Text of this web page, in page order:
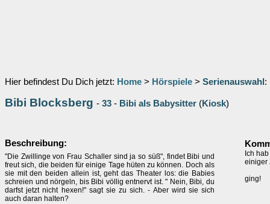
Hier befindest Du Dich jetzt: Home > Hörspiele > Serienauswahl :
Bibi Blocksberg - 33 - Bibi als Babysitter (Kiosk)
Beschreibung:
"Die Zwillinge von Frau Schaller sind ja so süß", findet Bibi und
freut sich, die beiden für einige Tage hüten zu können. Doch als
sie mit den beiden allein ist, geht das Theater los: die Babies
schreien und nörgeln, bis Bibi völlig entnervt ist. " Nein, Bibi, du
darfst jetzt nicht hexen!" sagt sie zu sich. - Aber wird sie sich
auch daran halten?
Ich
einiger
ging!